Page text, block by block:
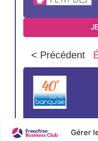
Gérer
< Précédent